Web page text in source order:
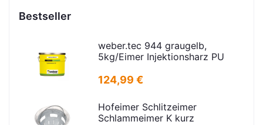
Bestseller
weber.tec 944 graugelb,
5kg/Eimer Injektionsharz PU
124,99 €
Hofeimer Schlitzeimer
Schlammeimer K kurz